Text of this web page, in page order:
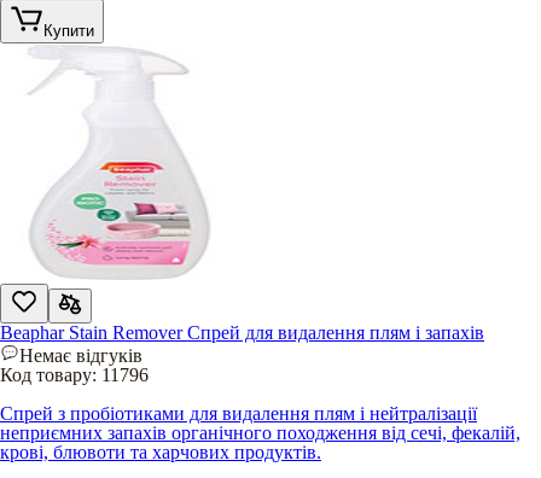
Купити
Beaphar Stain Remover Спрей для видалення плям і запахів
Немає відгуків
Код товару: 11796
Спрей з пробіотиками для видалення плям і нейтралізації
неприємних запахів органічного походження від сечі, фекалій,
крові, блювоти та харчових продуктів.